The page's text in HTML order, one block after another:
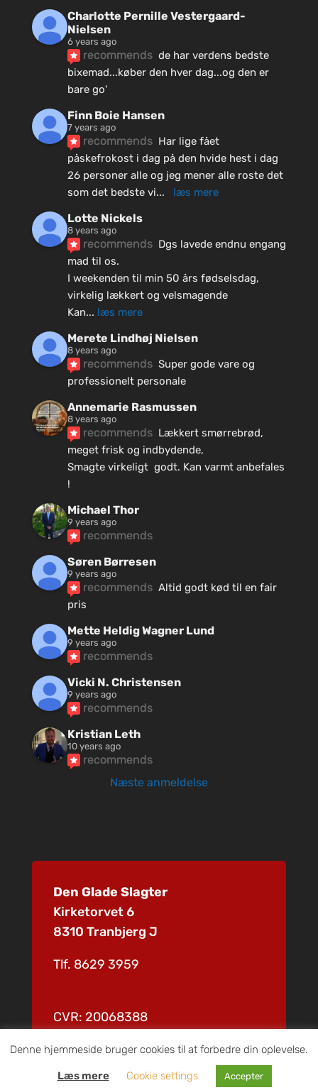
Charlotte Pernille Vestergaard-
Nielsen
6 years ago
recommends de har verdens bedste
bixemad...køber den hver dag...og den er
bare go'
Finn Boie Hansen
7 years ago
recommends Har lige fået
påskefrokost i dag på den hvide hest i dag
26 personer alle og jeg mener alle roste det
som det bedste vi... læs mere
Lotte Nickels
8 years ago
recommends Dgs lavede endnu engang
mad til os.
I weekenden til min 50 års fødselsdag,
virkelig lækkert og velsmagende
Kan... læs mere
Merete Lindhøj Nielsen
8 years ago
recommends Super gode vare og
professionelt personale
Annemarie Rasmussen
8 years ago
recommends Lækkert smørrebrød,
meget frisk og indbydende,
Smagte virkeligt  godt. Kan varmt anbefales
!
Michael Thor
9 years ago
recommends
Søren Børresen
9 years ago
recommends Altid godt kød til en fair
pris
Mette Heldig Wagner Lund
9 years ago
recommends
Vicki N. Christensen
9 years ago
recommends
Kristian Leth
10 years ago
recommends
Næste anmeldelse
Den Glade Slagter
Kirketorvet 6
8310 Tranbjerg J
Tlf. 8629 3959
CVR: 20068388
Denne hjemmeside bruger cookies til at forbedre din oplevelse.
Læs mere Cookie settings Accepter